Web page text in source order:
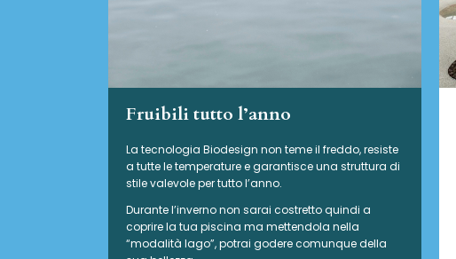
Fruibili tutto l’anno
La tecnologia Biodesign non teme il freddo, resiste
a tutte le temperature e garantisce una struttura di
stile valevole per tutto l’anno.
Durante l’inverno non sarai costretto quindi a
coprire la tua piscina ma mettendola nella
“modalità lago”, potrai godere comunque della